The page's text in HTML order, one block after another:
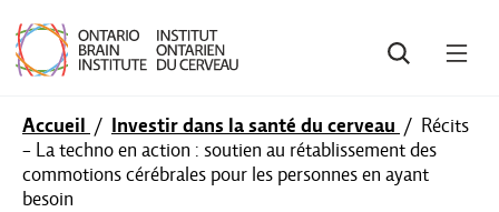
RECHERCHE
Accueil / Investir dans la santé du cerveau / Récits
- La techno en action : soutien au rétablissement des
commotions cérébrales pour les personnes en ayant
besoin